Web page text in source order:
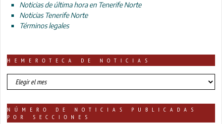
Noticias de última hora en Tenerife Norte
Noticias Tenerife Norte
Términos legales
HEMEROTECA DE NOTICIAS
HEMEROTECA
DE
NÚMERO DE NOTICIAS PUBLICADAS
POR SECCIONES